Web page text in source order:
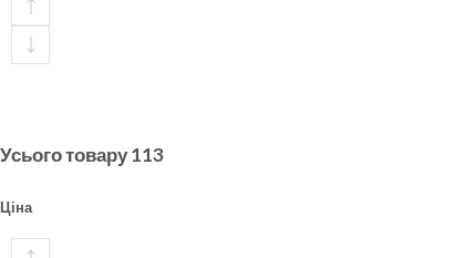
Усього товару113
Ціна